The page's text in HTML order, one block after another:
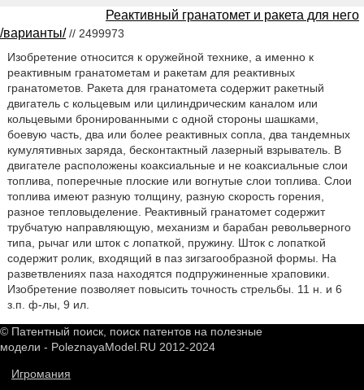
Реактивный гранатомет и ракета для него
/варианты/ // 2499973
Изобретение относится к оружейной технике, а именно к
реактивным гранатометам и ракетам для реактивных
гранатометов. Ракета для гранатомета содержит ракетный
двигатель с кольцевым или цилиндрическим каналом или
кольцевыми бронированными с одной стороны шашками,
боевую часть, два или более реактивных сопла, два тандемных
кумулятивных заряда, бесконтактный лазерный взрыватель. В
двигателе расположены коаксиальные и не коаксиальные слои
топлива, поперечные плоские или вогнутые слои топлива. Слои
топлива имеют разную толщину, разную скорость горения,
разное тепловыделение. Реактивный гранатомет содержит
трубчатую направляющую, механизм и барабан револьверного
типа, рычаг или шток с лопаткой, пружину. Шток с лопаткой
содержит ролик, входящий в паз зигзагообразной формы. На
разветвлениях паза находятся подпружиненные храповики.
Изобретение позволяет повысить точность стрельбы. 11 н. и 6
з.п. ф-лы, 9 ил.
© Патентный поиск, поиск патентов на полезные
модели - PoleznayaModel.RU 2012-2024
Игромания